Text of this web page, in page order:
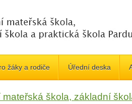
žáky a rodiče Úřední deska
mateřská škola, základní